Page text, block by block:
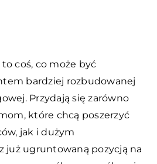
coś, co może być
bardziej rozbudowanej
Przydają się zarówno
które chcą poszerzyć
jak i dużym
już ugruntowaną pozycją na